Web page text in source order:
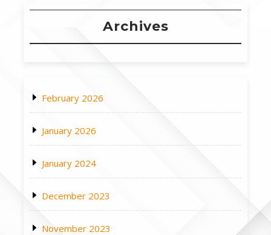
Archives
February 2026
January 2026
January 2024
December 2023
November 2023